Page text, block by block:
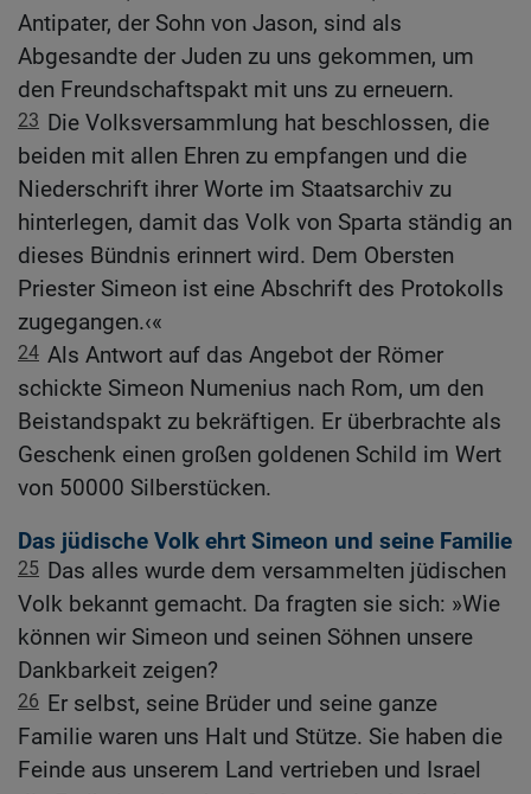
Antipater, der Sohn von Jason, sind als
Abgesandte der Juden zu uns gekommen, um
den Freundschaftspakt mit uns zu erneuern.
23 Die Volksversammlung hat beschlossen, die
beiden mit allen Ehren zu empfangen und die
Niederschrift ihrer Worte im Staatsarchiv zu
hinterlegen, damit das Volk von Sparta ständig an
dieses Bündnis erinnert wird. Dem Obersten
Priester Simeon ist eine Abschrift des Protokolls
zugegangen.‹«
24 Als Antwort auf das Angebot der Römer
schickte Simeon Numenius nach Rom, um den
Beistandspakt zu bekräftigen. Er überbrachte als
Geschenk einen großen goldenen Schild im Wert
von 50000 Silberstücken.
Das jüdische Volk ehrt Simeon und seine Familie
25 Das alles wurde dem versammelten jüdischen
Volk bekannt gemacht. Da fragten sie sich: »Wie
können wir Simeon und seinen Söhnen unsere
Dankbarkeit zeigen?
26 Er selbst, seine Brüder und seine ganze
Familie waren uns Halt und Stütze. Sie haben die
Feinde aus unserem Land vertrieben und Israel